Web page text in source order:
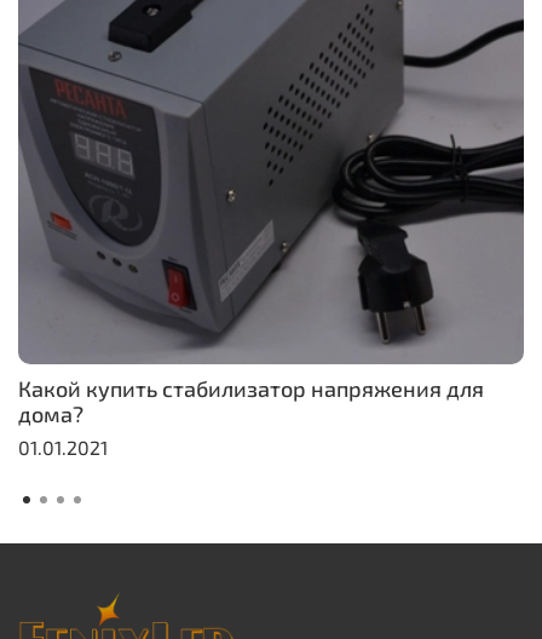
Какой купить стабилизатор напряжения для
дома?
01.01.2021